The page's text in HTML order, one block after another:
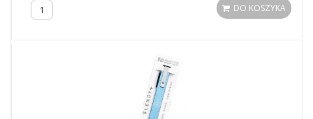
DO KOSZYKA